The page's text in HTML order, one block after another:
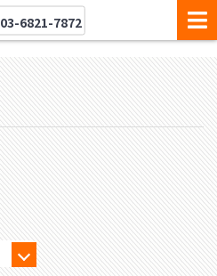
03-6821-7872